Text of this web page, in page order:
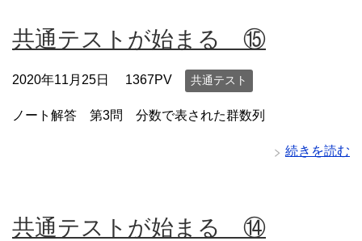
共通テストが始まる ⑮
2020年11月25日 1367PV 共通テスト
ノート解答 第3問 分数で表された群数列
続きを読む
共通テストが始まる ⑭